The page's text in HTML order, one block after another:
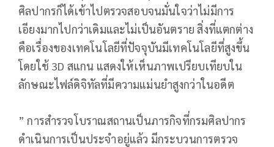
ศิลปากรก็ได้เข้าไปตรวจสอบจนมั่นใจว่าไม่มีการ
เอียงมากไปกว่าเดิมและไม่เป็นอันตราย สิ่งที่แตกต่าง
คือเรื่องของเทคโนโลยีที่ปัจจุบันมีเทคโนโลยีที่สูงขึ้น
โดยใช้ 3D สแกน แสดงให้เห็นภาพเปรียบเทียบใน
ลักษณะไฟล์ดิจิทัลที่มีความแม่นยำสูงกว่าในอดีต
” การสำรวจโบราณสถานเป็นภารกิจที่กรมศิลปากร
ดำเนินการเป็นประจำอยู่แล้ว มีกระบวนการตรวจ